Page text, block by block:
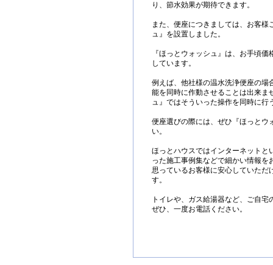
り、節水効果が期待できます。
また、便座につきましては、お客様
ュ』を設置しました。
『ほっとウォッシュ』は、お手頃
しています。
例えば、他社様の温水洗浄便座の場
能を同時に作動させることは出来ま
ュ』ではそういった操作を同時に行
便座選びの際には、ぜひ『ほっとウ
い。
ほっとハウスではインターネットと
った施工事例集などで細かい情報を
思っているお客様に安心していただ
す。
トイレや、ガス給湯器など、ご自
ぜひ、一度お電話ください。